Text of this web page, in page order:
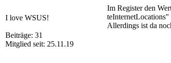
I love WSUS!
Beiträge: 31
Mitglied seit: 25.11.19
Im Register den
teInternetLocations"
Allerdings ist da